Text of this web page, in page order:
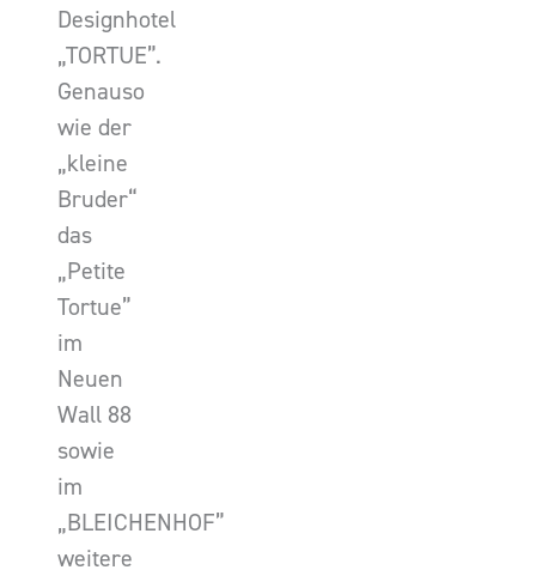
Designhotel
„TORTUE”.
Genauso
wie der
„kleine
Bruder“
das
„Petite
Tortue”
im
Neuen
Wall 88
sowie
im
„BLEICHENHOF”
weitere